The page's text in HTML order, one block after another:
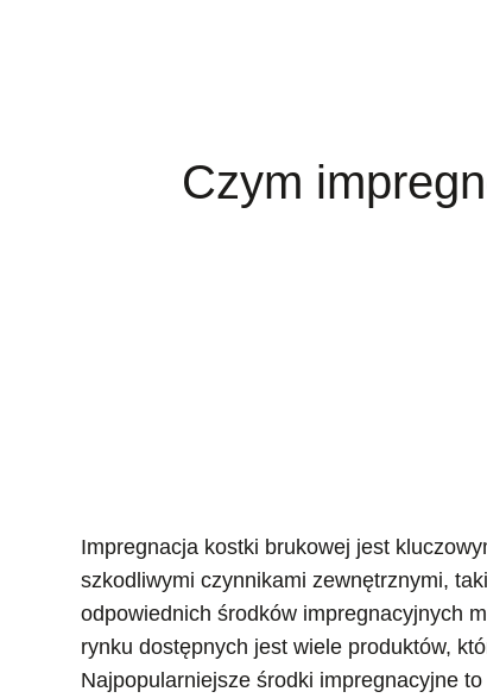
Czym
Impregnacja kostki brukowej jest
szkodliwymi czynnikami zewnętrznymi,
odpowiednich środków impregnacyjnych
rynku dostępnych jest wiele produktów,
Najpopularniejsze środki impregnacyjne